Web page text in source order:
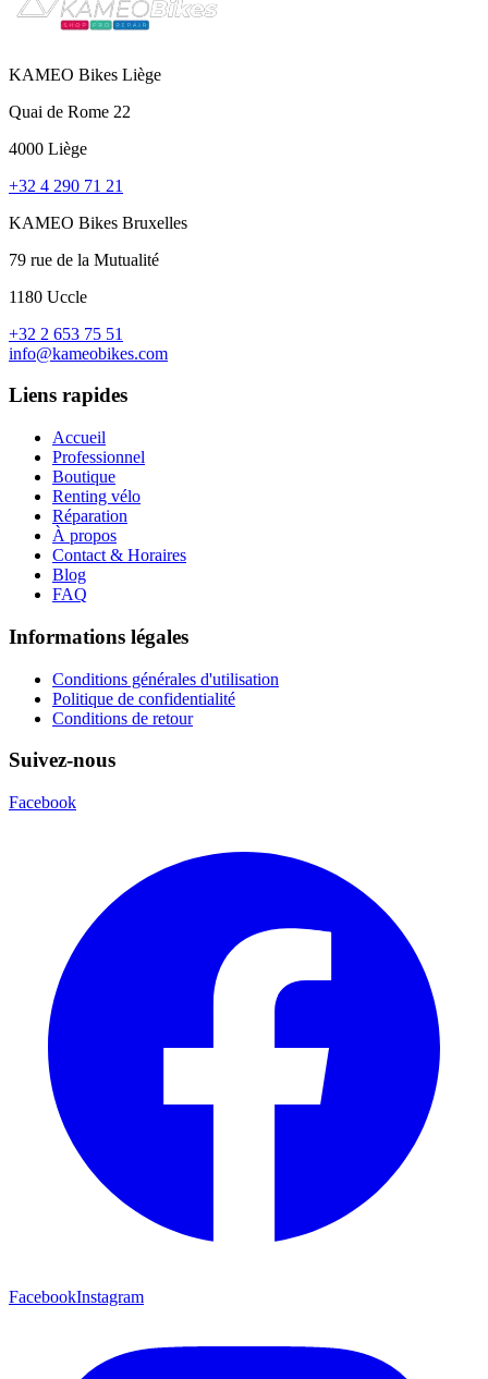
KAMEO Bikes Liège
Quai de Rome 22
4000 Liège
+32 4 290 71 21
KAMEO Bikes Bruxelles
79 rue de la Mutualité
1180 Uccle
+32 2 653 75 51
info@kameobikes.com
Liens rapides
Accueil
Professionnel
Boutique
Renting vélo
Réparation
À propos
Contact & Horaires
Blog
FAQ
Informations légales
Conditions générales d'utilisation
Politique de confidentialité
Conditions de retour
Suivez-nous
Facebook
FacebookInstagram